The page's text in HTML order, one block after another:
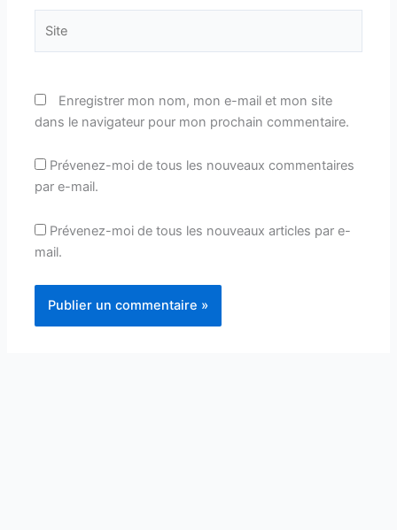
Enregistrer mon nom, mon e-mail et mon site
dans le navigateur pour mon prochain commentaire.
Prévenez-moi de tous les nouveaux commentaires
par e-mail.
Prévenez-moi de tous les nouveaux articles par e-
mail.